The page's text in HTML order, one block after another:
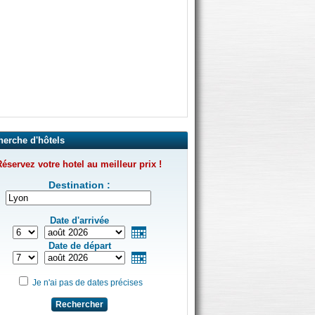
d'hôtels
votre hotel au meilleur prix !
Destination :
Date d'arrivée
Date de départ
Je n'ai pas de dates précises
Rechercher